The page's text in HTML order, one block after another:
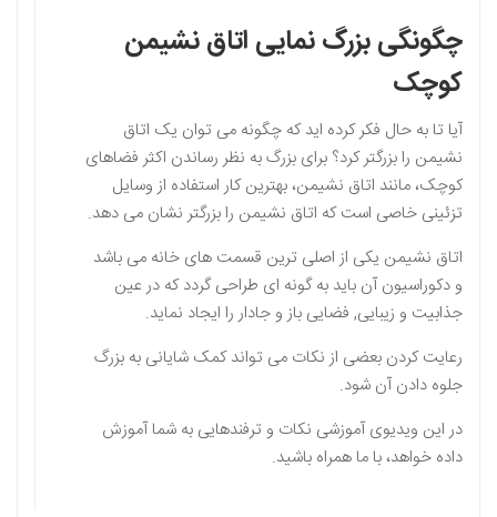
چگونگی بزرگ نمایی اتاق نشیمن
کوچک
آیا تا به حال فکر کرده اید که چگونه می توان یک اتاق
نشیمن را بزرگتر کرد؟ برای بزرگ به نظر رساندن اکثر فضاهای
کوچک، مانند اتاق نشیمن، بهترین کار استفاده از وسایل
تزئینی خاصی است که اتاق نشیمن را بزرگتر نشان می دهد.
اتاق نشیمن یکی از اصلی ترین قسمت های خانه می باشد
و دکوراسیون آن باید به گونه ای طراحی گردد که در عین
جذابیت و زیبایی, فضایی باز و جادار را ایجاد نماید.
رعایت کردن بعضی از نکات می تواند کمک شایانی به بزرگ
جلوه دادن آن شود.
در این ویدیوی آموزشی نکات و ترفندهایی به شما آموزش
داده خواهد، با ما همراه باشید.